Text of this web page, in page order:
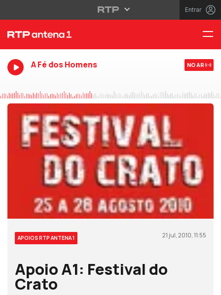
Entrar
A Fé dos Homens NO AR
APOIOS RTP ANTENA 1 21 jul, 2010, 11:55
Apoio A1: Festival do
Crato